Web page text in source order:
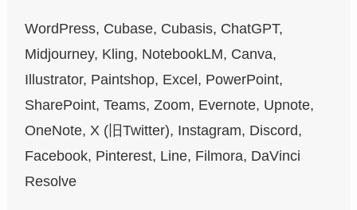
WordPress, Cubase, Cubasis, ChatGPT,
Midjourney, Kling, NotebookLM, Canva,
Illustrator, Paintshop, Excel, PowerPoint,
SharePoint, Teams, Zoom, Evernote, Upnote,
OneNote, X (旧Twitter), Instagram, Discord,
Facebook, Pinterest, Line, Filmora, DaVinci
Resolve